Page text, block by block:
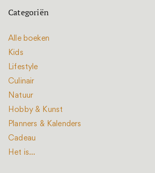
Categoriën
Alle boeken
Kids
Lifestyle
Culinair
Natuur
Hobby & Kunst
Planners & Kalenders
Cadeau
Het is...